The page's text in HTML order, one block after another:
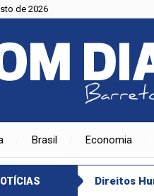
de 2026
Brasil Economia
(09), em SP: pancadas de